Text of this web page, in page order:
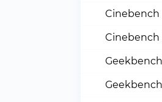
Cinebench
Cinebench